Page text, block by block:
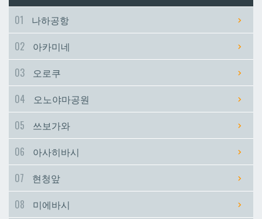
아사토
시립병원앞
아사토
시립병원앞
01
나하공항
02
아카미네
03
오로쿠
04
오노야마공원
05
쓰보가와
06
아사히바시
07
현청앞
08
미에바시